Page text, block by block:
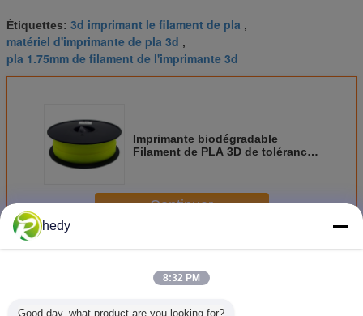
Étiquettes: 3d imprimant le filament de pla ,
matériel d'imprimante de pla 3d ,
pla 1.75mm de filament de l'imprimante 3d
Imprimante biodégradable
Filament de PLA 3D de tolérance
Continuer
PlusFilament d'imprimante de pla 3d
hedy
8:32 PM
Good day, what product are you looking for?